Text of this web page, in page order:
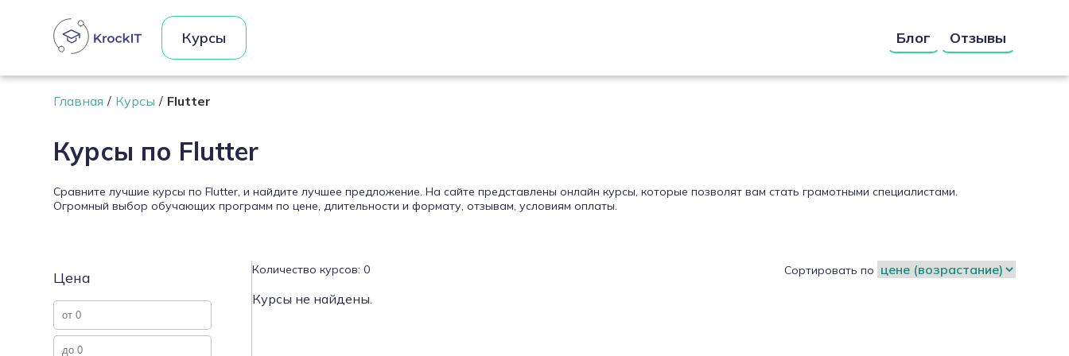
Курсы Блог Отзывы
Главная Курсы Flutter
Курсы по Flutter
Сравните лучшие курсы по Flutter, и найдите лучшее предложение. На сайте представлены онлайн курсы, которые позволят вам стать грамотными специалистами.
Огромный выбор обучающих программ по цене, длительности и формату, отзывам, условиям оплаты.
Цена Количество курсов: 0 Сортировать по
Курсы не найдены.